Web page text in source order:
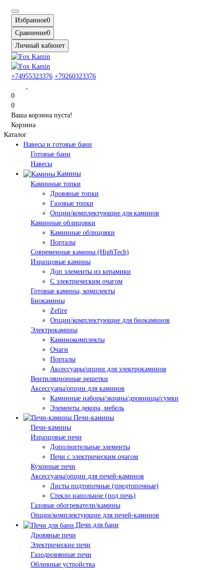
Избранное0
Сравнение0
Личный кабинет
+74955323376 +79260323376
0
0
Ваша корзина пуста!
Корзина
Каталог
Навесы и готовые бани
Готовые бани
Навесы
Камины
Каминные топки
Дровяные топки
Газовые топки
Опции/комплектующие для каминов
Каминные облицовки
Каминные облицовки
Порталы
Современные камины (HighTech)
Изразцовые камины
Доп элементы из керамики
С электрическим очагом
Готовые камины, комплекты
Биокамины
Zefire
Опции/комплектующие для биокаминов
Электрокамины
Каминокомплекты
Очаги
Порталы
Аксессуары/опции для электрокаминов
Вентиляционные решетки
Аксессуары/опции для каминов
Каминные наборы/экраны/дровницы/сумки
Элементы декора, мебель
Печи-камины
Печи-камины
Изразцовые печи
Дополнительные элементы
Печи с электрическим очагом
Кухонные печи
Аксессуары/опции для печей-каминов
Листы подтопочные (предтопочные)
Стекло напольное (под печь)
Газовые обогреватели/камины
Опции/комплектующие для печей-каминов
Печи для бани
Дровяные печи
Электрические печи
Газодровянные печи
Обливные устройства